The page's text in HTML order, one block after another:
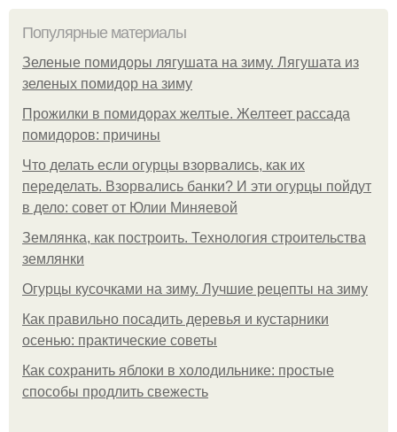
Популярные материалы
Зеленые помидоры лягушата на зиму. Лягушата из
зеленых помидор на зиму
Прожилки в помидорах желтые. Желтеет рассада
помидоров: причины
Что делать если огурцы взорвались, как их
переделать. Взорвались банки? И эти огурцы пойдут
в дело: совет от Юлии Миняевой
Землянка, как построить. Технология строительства
землянки
Огурцы кусочками на зиму. Лучшие рецепты на зиму
Как правильно посадить деревья и кустарники
осенью: практические советы
Как сохранить яблоки в холодильнике: простые
способы продлить свежесть